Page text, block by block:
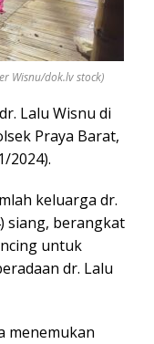
Wisnu/dok.lv stock)
Lalu Wisnu di
Praya Barat,
2024).
keluarga dr.
siang, berangkat
untuk
dr. Lalu
menemukan